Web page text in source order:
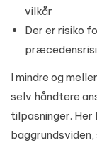
vilkår
Der er risiko
I mindre og
selv håndtere
tilpasninger.
baggrundsviden,